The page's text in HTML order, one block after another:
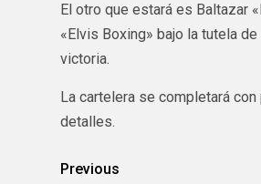
El otro que estará es Baltazar
«Elvis Boxing» bajo la tutela
victoria.
La cartelera se completará
detalles.
Previous